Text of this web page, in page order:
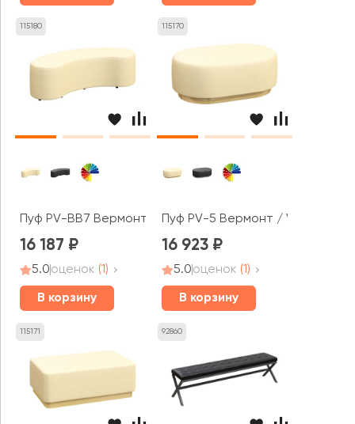
115180
Пуф PV-BB7 Вермонт / Vermont
16 187
5.0оценок (1)
В корзину
115170
Пуф PV-5 Вермонт / Vermont
16 923
5.0оценок (1)
В корзину
115171 92860